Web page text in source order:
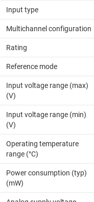
Input type
Multichannel configuration
Rating
Reference mode
Input voltage range (max)
(V)
Input voltage range (min)
(V)
Operating temperature
range (°C)
Power consumption (typ)
(mW)